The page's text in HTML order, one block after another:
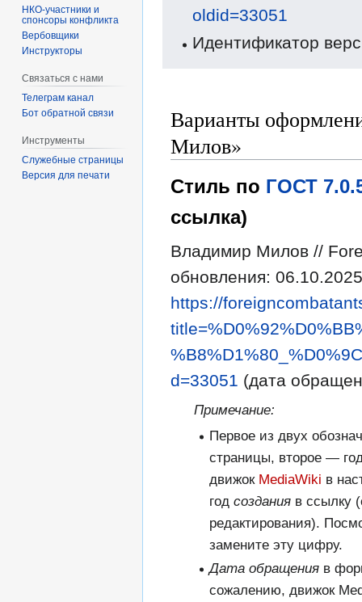
oldid=33051
Идентификатор
Варианты
Милов»
Стиль по ГОСТ
ссылка)
Владимир Милов //
обновления:
https://
d=33051 (дата
Примечание:
Первое из двух
страницы, второе —
движок MediaWiki в
год созданияв ссылку
редактирования).
замените эту цифру.
Дата обращенияв
сожалению, движок
спонсоры конфликта
‏‎Вербовщики
Инструкторы
Связаться с нами
Телеграм канал
Бот обратной связи
Инструменты
Служебные страницы
Версия для печати